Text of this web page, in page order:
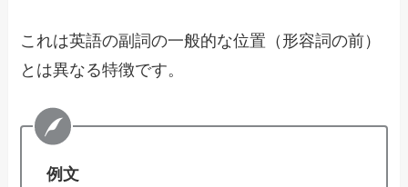
これは英語の副詞の一般的な位置（形容詞の前）
とは異なる特徴です。
例文